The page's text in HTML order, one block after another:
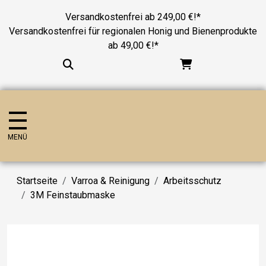
Versandkostenfrei ab 249,00 €!*
Versandkostenfrei für regionalen Honig und Bienenprodukte
ab 49,00 €!*
MENÜ
Startseite Varroa & Reinigung
Arbeitsschutz
3M Feinstaubmaske